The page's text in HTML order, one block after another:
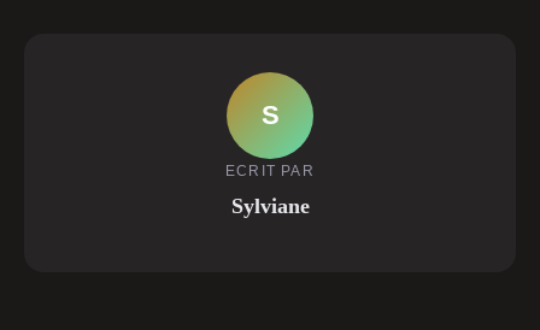
S
ECRIT PAR
Sylviane